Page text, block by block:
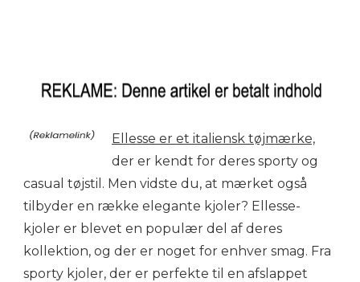
Ellesse er et italiensk tøjmærke,
der er kendt for deres sporty og
casual tøjstil. Men vidste du, at mærket også
tilbyder en række elegante kjoler? Ellesse-
kjoler er blevet en populær del af deres
kollektion, og der er noget for enhver smag. Fra
sporty kjoler, der er perfekte til en afslappet